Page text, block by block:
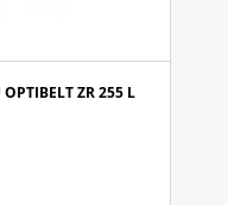
OPTIBELT ZR 255 L